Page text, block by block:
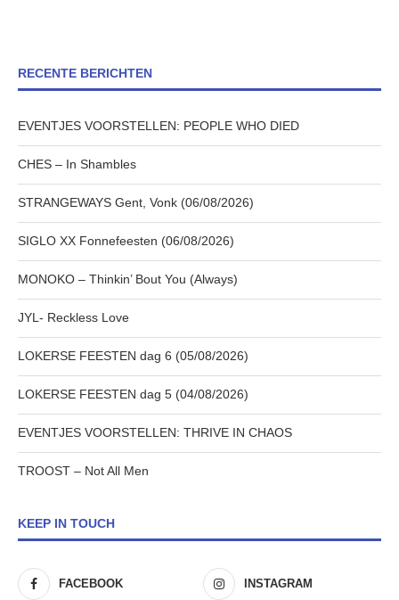
RECENTE BERICHTEN
EVENTJES VOORSTELLEN: PEOPLE WHO DIED
CHES – In Shambles
STRANGEWAYS Gent, Vonk (06/08/2026)
SIGLO XX Fonnefeesten (06/08/2026)
MONOKO – Thinkin’ Bout You (Always)
JYL- Reckless Love
LOKERSE FEESTEN dag 6 (05/08/2026)
LOKERSE FEESTEN dag 5 (04/08/2026)
EVENTJES VOORSTELLEN: THRIVE IN CHAOS
TROOST – Not All Men
KEEP IN TOUCH
FACEBOOK INSTAGRAM